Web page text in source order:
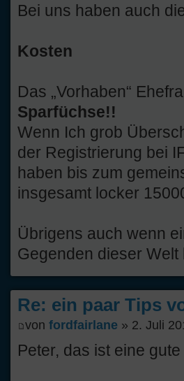
Bei uns haben auch
Kosten
Das „Vorhaben“
Sparfüchse!!
Wenn Ich grob
der Registrierung bei
haben bis zum
insgesamt locker
Übrigens auch wenn
Gegenden dieser
Re: ein paar Tips
von fordfairlane » 2. Juli
Peter, das ist eine